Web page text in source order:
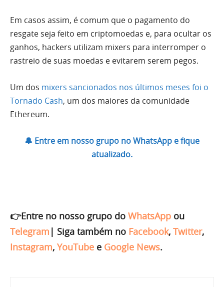
Em casos assim, é comum que o pagamento do
resgate seja feito em criptomoedas e, para ocultar os
ganhos, hackers utilizam mixers para interromper o
rastreio de suas moedas e evitarem serem pegos.
Um dos mixers sancionados nos últimos meses foi o
Tornado Cash, um dos maiores da comunidade
Ethereum.
🔔 Entre em nosso grupo no WhatsApp e fique
atualizado.
👉Entre no nosso grupo do WhatsApp ou
Telegram | Siga também no Facebook, Twitter,
Instagram, YouTube e Google News.